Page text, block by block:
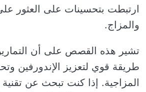
ارتبطت بتحسينات على العثور على
والمزاج.
تشير هذه القصص على أن
طريقة قوي لتعزيز الإندورفين
المزاجية. إذا كنت تبحث عن تقنية